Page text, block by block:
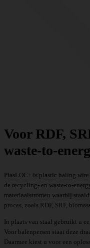
Voor RDF,
waste-to-
PlasLOC+ is plastic baling
de recycling- en waste-to-
materiaalstromen waarbij
proces, zoals RDF, SRF,
In plaats van staal gebruikt u
Voor balenpersen staat deze
Daarmee kiest u voor een